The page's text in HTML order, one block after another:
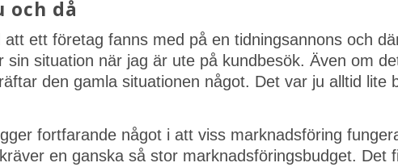
och då
ett företag fanns med på en tidningsannons och
sin situation när jag är ute på kundbesök. Även om
den gamla situationen något. Det var ju alltid lite
fortfarande något i att viss marknadsföring
en ganska så stor marknadsföringsbudget. Det